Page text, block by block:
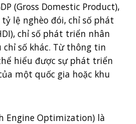
(Gross Domestic Product),
lệ nghèo đói, chỉ số phát
chỉ số phát triển nhân
chỉ số khác. Từ thông tin
hiểu được sự phát triển
một quốc gia hoặc khu
Engine Optimization) là